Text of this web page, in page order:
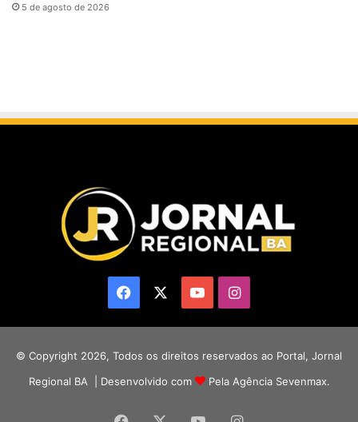
5 de agosto de 2026
Facebook YouTubeInstagram
© Copyright 2026, Todos os direitos reservados ao Portal, Jornal
Regional BA | Desenvolvido com
Pela Agência Sevenmax.